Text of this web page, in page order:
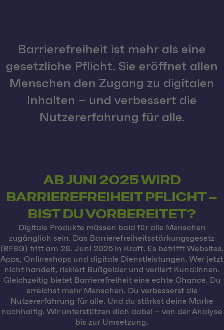
Barrierefreiheit ist mehr als eine
gesetzliche Pflicht. Sie eröffnet allen
Menschen den Zugang zu digitalen
Inhalten – und verbessert die
Nutzererfahrung für alle.
AB JUNI 2025 WIRD
BARRIEREFREIHEIT PFLICHT –
BIST DU VORBEREITET?
Digitale Produkte müssen bald für alle Menschen
zugänglich sein. Das Barrierefreiheitsstärkungsgesetz
(BFSG) tritt am 28. Juni 2025 in Kraft. Es betrifft Websites,
Apps, Onlineshops und digitale Dienstleistungen. Wer jetzt
nicht handelt, riskiert Bußgelder und verliert Kund:innen.
Gleichzeitig bietet Barrierefreiheit eine echte Chance. Du
erreichst mehr Menschen. Du verbesserst die
Nutzererfahrung für alle. Und du stärkst deine Marke
nachhaltig. Wir unterstützen dich dabei – von der Analyse
bis zur Umsetzung.